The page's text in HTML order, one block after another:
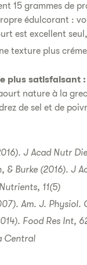
15 grammes de
édulcorant :
est excellent
texture plus
plus satisfaisant :
nature à la
de sel et de
J Acad Nutr
& Burke (2016). J
11(5)
Am. J. Physiol.
Food Res Int,
Central